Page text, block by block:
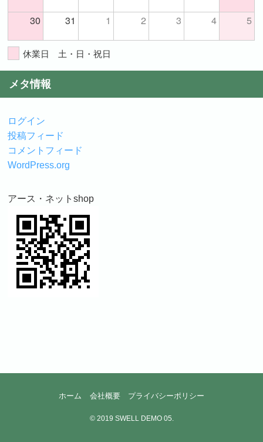
30
31 1 2 3 4 5
休業日 土・日・祝日
メタ情報
ログイン
投稿フィード
コメントフィード
WordPress.org
アース・ネットshop
ホーム 会社概要 プライバシーポリシー
©2019 SWELL DEMO 05.